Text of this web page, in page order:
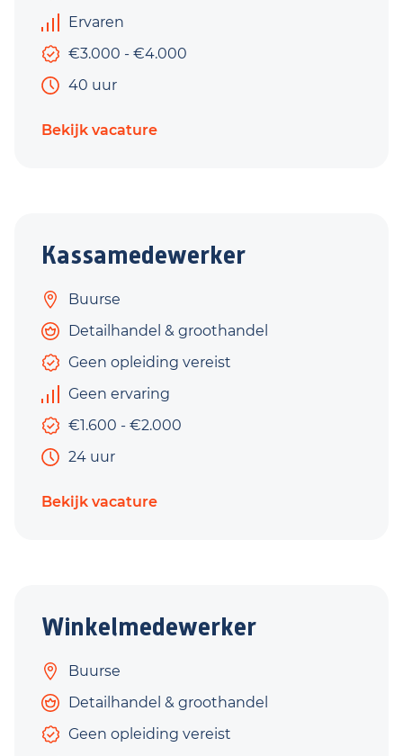
Ervaren
€3.000 - €4.000
40 uur
Bekijk vacature
Kassamedewerker
Buurse
Detailhandel & groothandel
Geen opleiding vereist
Geen ervaring
€1.600 - €2.000
24 uur
Bekijk vacature
Winkelmedewerker
Buurse
Detailhandel & groothandel
Geen opleiding vereist